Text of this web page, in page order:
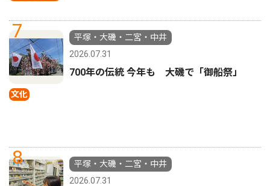
7
文化
平塚・大磯・二宮・中井
2026.07.31
700年の伝統 今年も 大磯で「御船祭」
8
平塚・大磯・二宮・中井
2026.07.31